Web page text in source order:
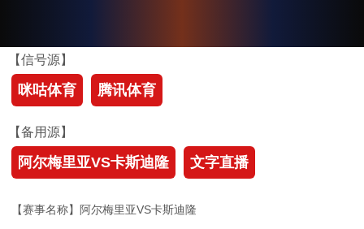
【信号源】
咪咕体育 腾讯体育
【备用源】
阿尔梅里亚VS卡斯迪隆 文字直播
【赛事名称】阿尔梅里亚VS卡斯迪隆